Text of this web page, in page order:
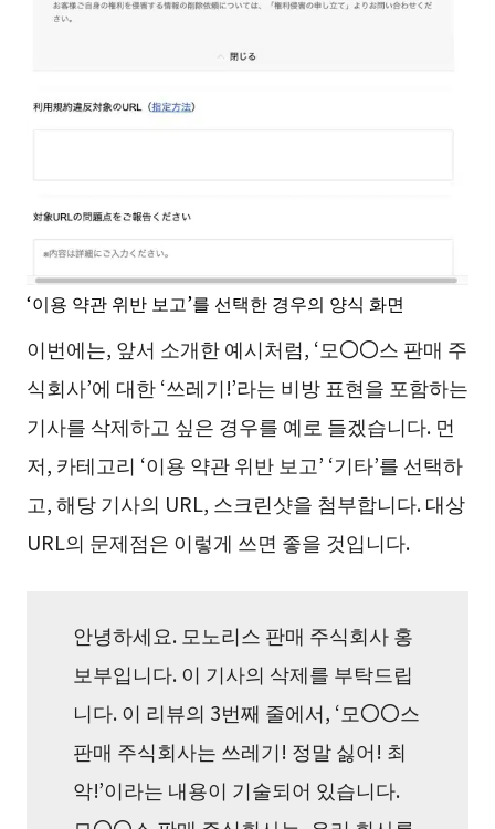
‘이용 약관 위반 보고’를 선택한 경우의 양식 화면
이번에는, 앞서 소개한 예시처럼, ‘모〇〇스 판매 주
식회사’에 대한 ‘쓰레기!’라는 비방 표현을 포함하는
기사를 삭제하고 싶은 경우를 예로 들겠습니다. 먼
저, 카테고리 ‘이용 약관 위반 보고’ ‘기타’를 선택하
고, 해당 기사의 URL, 스크린샷을 첨부합니다. 대상
URL의 문제점은 이렇게 쓰면 좋을 것입니다.
안녕하세요. 모노리스 판매 주식회사 홍
보부입니다. 이 기사의 삭제를 부탁드립
니다. 이 리뷰의 3번째 줄에서, ‘모〇〇스
판매 주식회사는 쓰레기! 정말 싫어! 최
악!’이라는 내용이 기술되어 있습니다.